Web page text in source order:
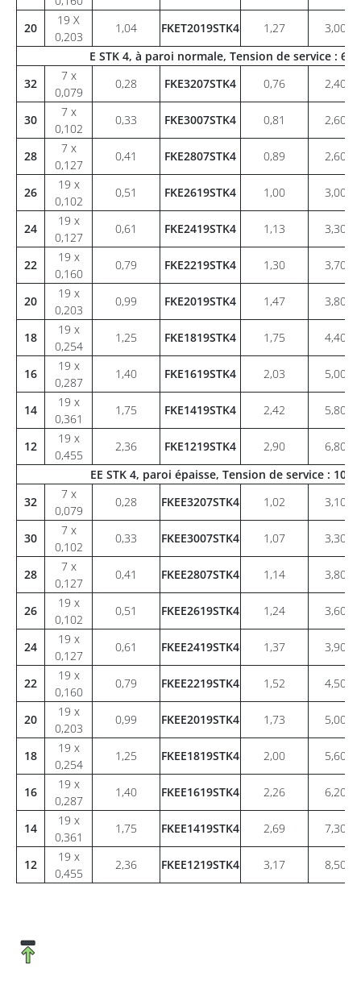
20
19 X
0,203
1,04 FKET2019STK4 1,27
3,00
E STK 4, à paroi normale, Tension de service :
32
7 x
0,079
0,28 FKE3207STK4 0,76 2,40
30
7 x
0,102
0,33 FKE3007STK4 0,81 2,60
28
7 x
0,127
0,41 FKE2807STK4 0,89 2,60
26
19 x
0,102
0,51 FKE2619STK4 1,00 3,00
24
19 x
0,127
0,61 FKE2419STK4 1,13 3,30
22
19 x
0,160
0,79 FKE2219STK4 1,30 3,70
20
19 x
0,203
0,99 FKE2019STK4 1,47 3,80
18
19 x
0,254
1,25 FKE1819STK4 1,75 4,40
16
19 x
0,287
1,40 FKE1619STK4 2,03 5,00
14
19 x
0,361
1,75 FKE1419STK4 2,42 5,80
12
19 x
0,455
2,36 FKE1219STK4 2,90
6,80
EE STK 4, paroi épaisse, Tension de service :
32
7 x
0,079
0,28 FKEE3207STK4 1,02 3,10
30
7 x
0,102
0,33 FKEE3007STK4 1,07 3,30
28
7 x
0,127
0,41 FKEE2807STK4 1,14 3,80
26
19 x
0,102
0,51 FKEE2619STK4 1,24 3,60
24
19 x
0,127
0,61 FKEE2419STK4 1,37 3,90
22
19 x
0,160
0,79 FKEE2219STK4 1,52 4,50
20
19 x
0,203
0,99 FKEE2019STK4 1,73 5,00
18
19 x
0,254
1,25 FKEE1819STK4 2,00 5,60
16
19 x
0,287
1,40 FKEE1619STK4 2,26 6,20
14
19 x
0,361
1,75 FKEE1419STK4 2,69 7,30
12
19 x
0,455
2,36 FKEE1219STK4 3,17 8,50